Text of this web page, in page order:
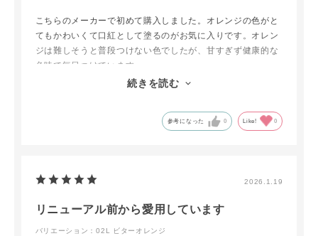
こちらのメーカーで初めて購入しました。オレンジの色がと
てもかわいくて口紅として塗るのがお気に入りです。オレン
ジは難しそうと普段つけない色でしたが、甘すぎず健康的な
色味で毎日つけています。
アイシャドウとして塗るのもかわいいですし、チークにする
続きを読む
参考になった 0 Like! 0
2026.1.19
リニューアル前から愛用しています
バリエーション：02L ビターオレンジ